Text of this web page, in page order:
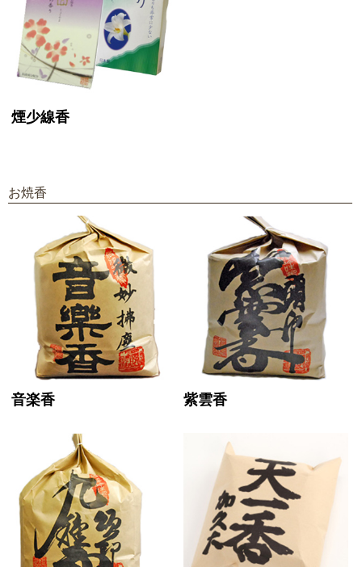
煙少線香
お焼香
音楽香 紫雲香